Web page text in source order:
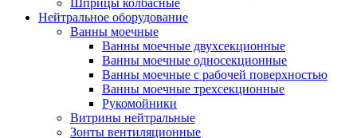
Шприцы колбасные
Нейтральное оборудование
Ванны моечные
Ванны моечные двухсекционные
Ванны моечные односекционные
Ванны моечные с рабочей поверхностью
Ванны моечные трехсекционные
Рукомойники
Витрины нейтральные
Зонты вентиляционные